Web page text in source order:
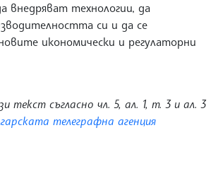
внедряват технологии, да
си и да се
икономически и регулаторни
текст съгласно чл. 5, ал. 1, т. 3 и ал. 3
телеграфна агенция